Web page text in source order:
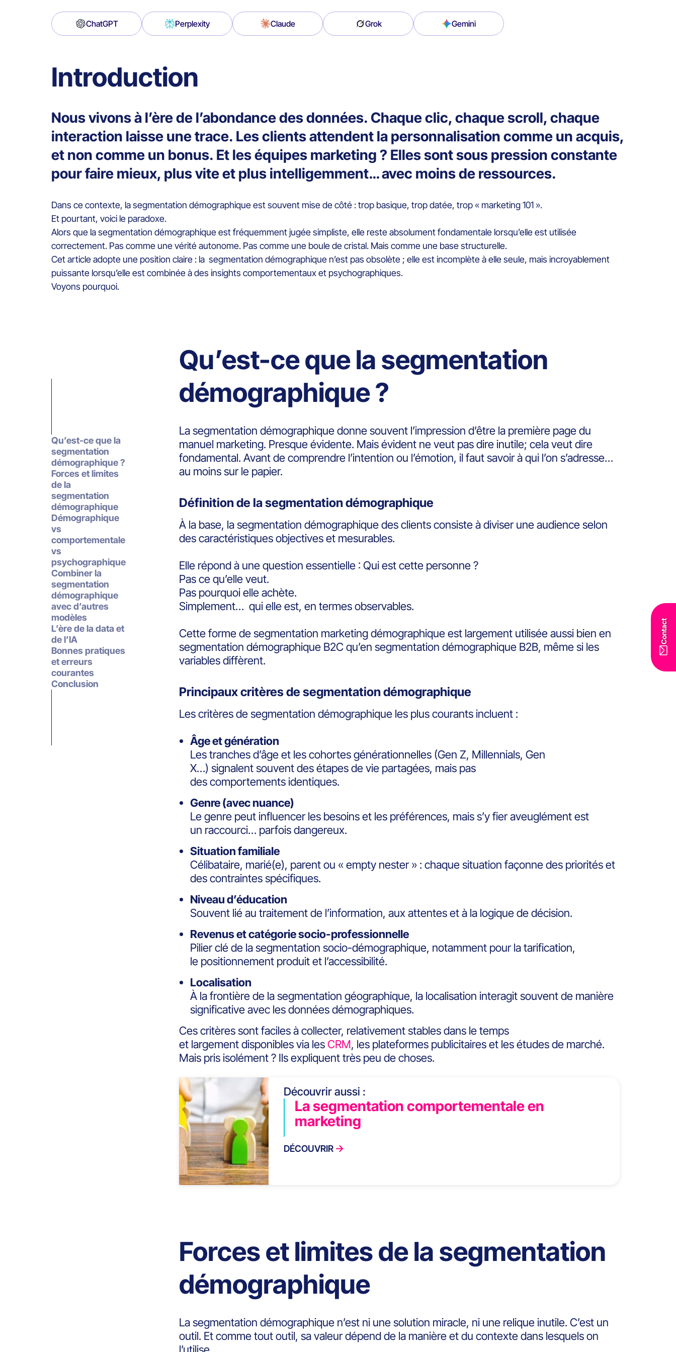
Contact
ChatGPT Perplexity Claude Grok Gemini
Introduction
Nous vivons à l’ère de l’abondance des données. Chaque clic, chaque scroll, chaque
interaction laisse une trace. Les clients attendent la personnalisation comme un acquis,
et non comme un bonus. Et les équipes marketing ? Elles sont sous pression constante
pour faire mieux, plus vite et plus intelligemment… avec moins de ressources.
Dans ce contexte, la segmentation démographique est souvent mise de côté : trop basique, trop datée, trop « marketing 101 ».
Et pourtant, voici le paradoxe.
Alors que la segmentation démographique est fréquemment jugée simpliste, elle reste absolument fondamentale lorsqu’elle est utilisée
correctement. Pas comme une vérité autonome. Pas comme une boule de cristal. Mais comme une base structurelle.
Cet article adopte une position claire : la segmentation démographique n’est pas obsolète ; elle est incomplète à elle seule, mais incroyablement
puissante lorsqu’elle est combinée à des insights comportementaux et psychographiques.
Voyons pourquoi.
Qu’est-ce que la
segmentation
démographique ?
Forces et limites
de la
segmentation
démographique
Démographique
vs
comportementale
vs
psychographique
Combiner la
segmentation
démographique
avec d’autres
modèles
L’ère de la data et
de l’IA
Bonnes pratiques
et erreurs
courantes
Conclusion
Qu’est-ce que la segmentation
démographique ?
La segmentation démographique donne souvent l’impression d’être la première page du
manuel marketing. Presque évidente. Mais évident ne veut pas dire inutile; cela veut dire
fondamental. Avant de comprendre l’intention ou l’émotion, il faut savoir à qui l’on s’adresse…
au moins sur le papier.
Définition de la segmentation démographique
À la base, la segmentation démographique des clients consiste à diviser une audience selon
des caractéristiques objectives et mesurables.
Elle répond à une question essentielle : Qui est cette personne ?
Pas ce qu’elle veut.
Pas pourquoi elle achète.
Simplement… qui elle est, en termes observables.
Cette forme de segmentation marketing démographique est largement utilisée aussi bien en
segmentation démographique B2C qu’en segmentation démographique B2B, même si les
variables diffèrent.
Principaux critères de segmentation démographique
Les critères de segmentation démographique les plus courants incluent :
Âge et génération
Les tranches d’âge et les cohortes générationnelles (Gen Z, Millennials, Gen
X…) signalent souvent des étapes de vie partagées, mais pas
des comportements identiques.
Genre (avec nuance)
Le genre peut influencer les besoins et les préférences, mais s’y fier aveuglément est
un raccourci… parfois dangereux.
Situation familiale
Célibataire, marié(e), parent ou « empty nester » : chaque situation façonne des priorités et
des contraintes spécifiques.
Niveau d’éducation
Souvent lié au traitement de l’information, aux attentes et à la logique de décision.
Revenus et catégorie socio-professionnelle
Pilier clé de la segmentation socio-démographique, notamment pour la tarification,
le positionnement produit et l’accessibilité.
Localisation
À la frontière de la segmentation géographique, la localisation interagit souvent de manière
significative avec les données démographiques.
Ces critères sont faciles à collecter, relativement stables dans le temps
et largement disponibles via lesCRM, les plateformes publicitaires et les études de marché.
Mais pris isolément ? Ils expliquent très peu de choses.
Découvrir aussi :
La segmentation comportementale en
marketing
DÉCOUVRIR
Forces et limites de la segmentation
démographique
La segmentation démographique n’est ni une solution miracle, ni une relique inutile. C’est un
outil. Et comme tout outil, sa valeur dépend de la manière et du contexte dans lesquels on